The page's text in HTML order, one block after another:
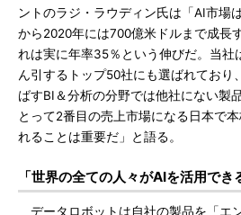
ントのラジ・ラウディン氏は「AI市場
から2020年には700億米ドルまで成長
れは実に年率35％という伸びだ。当社
ん引するトップ50社にも選ばれており
ばすBI＆分析の分野では他社にない製
とって2番目の売上市場になる日本で
れることは重要だ」と語る。
「世界の全ての人々がAIを活用でき
データロボットは自社の製品を「エ